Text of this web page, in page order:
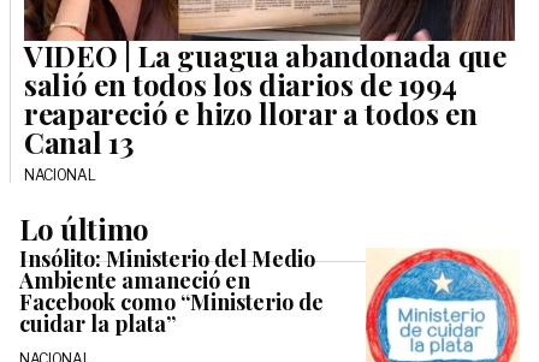
VIDEO | La guagua abandonada que
salió en todos los diarios de 1994
reapareció e hizo llorar a todos en
Canal 13
NACIONAL
Lo último
Insólito: Ministerio del Medio
Ambiente amaneció en
Facebook como “Ministerio de
cuidar la plata”